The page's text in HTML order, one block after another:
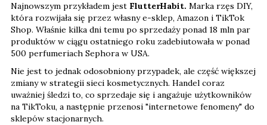
Najnowszym przykładem jest FlutterHabit. Marka rzęs DIY,
która rozwijała się przez własny e-sklep, Amazon i TikTok
Shop. Właśnie kilka dni temu po sprzedaży ponad 18 mln par
produktów w ciągu ostatniego roku zadebiutowała w ponad
500 perfumeriach Sephora w USA.
Nie jest to jednak odosobniony przypadek, ale część większej
zmiany w strategii sieci kosmetycznych. Handel coraz
uważniej śledzi to, co sprzedaje się i angażuje użytkowników
na TikToku, a następnie przenosi "internetowe fenomeny" do
sklepów stacjonarnych.